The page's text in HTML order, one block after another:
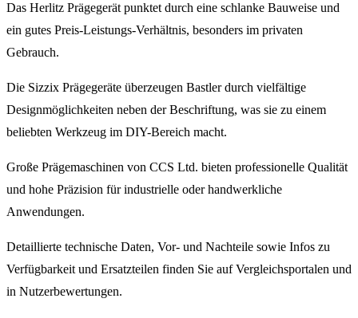
Das Herlitz Prägegerät punktet durch eine schlanke Bauweise und
ein gutes Preis-Leistungs-Verhältnis, besonders im privaten
Gebrauch.
Die Sizzix Prägegeräte überzeugen Bastler durch vielfältige
Designmöglichkeiten neben der Beschriftung, was sie zu einem
beliebten Werkzeug im DIY-Bereich macht.
Große Prägemaschinen von CCS Ltd. bieten professionelle Qualität
und hohe Präzision für industrielle oder handwerkliche
Anwendungen.
Detaillierte technische Daten, Vor- und Nachteile sowie Infos zu
Verfügbarkeit und Ersatzteilen finden Sie auf Vergleichsportalen und
in Nutzerbewertungen.